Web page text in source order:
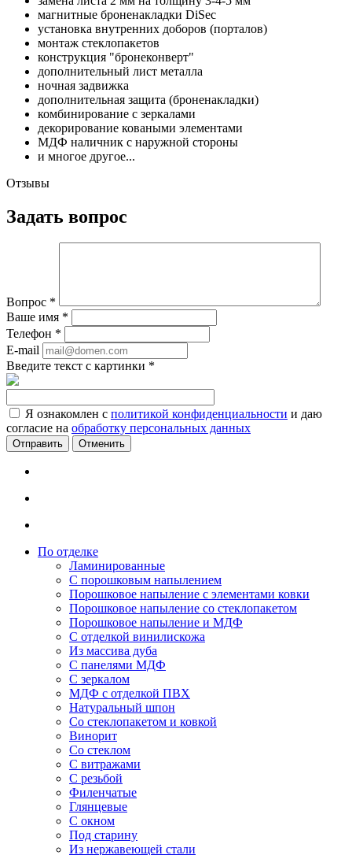
магнитные броненакладки DiSec
установка внутренних доборов (порталов)
монтаж стеклопакетов
конструкция "бронеконверт"
дополнительный лист металла
ночная задвижка
дополнительная защита (броненакладки)
комбинирование с зеркалами
декорирование коваными элементами
МДФ наличник с наружной стороны
и многое другое...
Отзывы
Задать вопрос
Вопрос *
Ваше имя *
Телефон *
E-mail
Введите текст с картинки *
Я ознакомлен с политикой конфиденциальности и даю
согласие на обработку персональных данных
Отменить
По отделке
Ламинированные
С порошковым напылением
Порошковое напыление с элементами ковки
Порошковое напыление со стеклопакетом
Порошковое напыление и МДФ
С отделкой винилискожа
Из массива дуба
С панелями МДФ
С зеркалом
МДФ с отделкой ПВХ
Натуральный шпон
Со стеклопакетом и ковкой
Винорит
Со стеклом
С витражами
С резьбой
Филенчатые
Глянцевые
С окном
Под старину
Из нержавеющей стали